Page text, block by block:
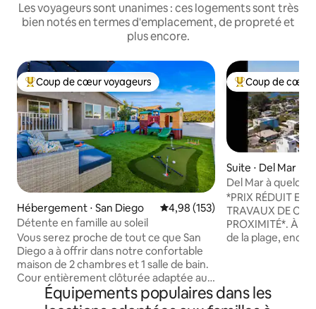
Les voyageurs sont unanimes : ces logements sont très
bien notés en termes d'emplacement, de propreté et
plus encore.
Coups de cœur voyageurs les plus appréciés
Coup de cœur voyageurs
Hébergement ⋅ San Diego Évaluation moyenne sur la
4,98 (153)
Détente en famille au soleil
Vous serez proche de tout ce que San
Diego a à offrir dans notre confortable
maison de 2 chambres et 1 salle de bain.
Cour entièrement clôturée adaptée aux
familles, avec aire de jeux, mini green de
putting, jeux et espace salon. Lit bébé,
Coups de cœur
Coup de cœur
Suite ⋅ Del Mar
Del Mar à
de Torrey Pines
*PRIX RÉDUIT EN
TRAVAUX DE
PROXIMITÉ*. À seulement 1,2 km à pied
de la plage,
des plus recherchés
de parking
Équipements populaires dans les